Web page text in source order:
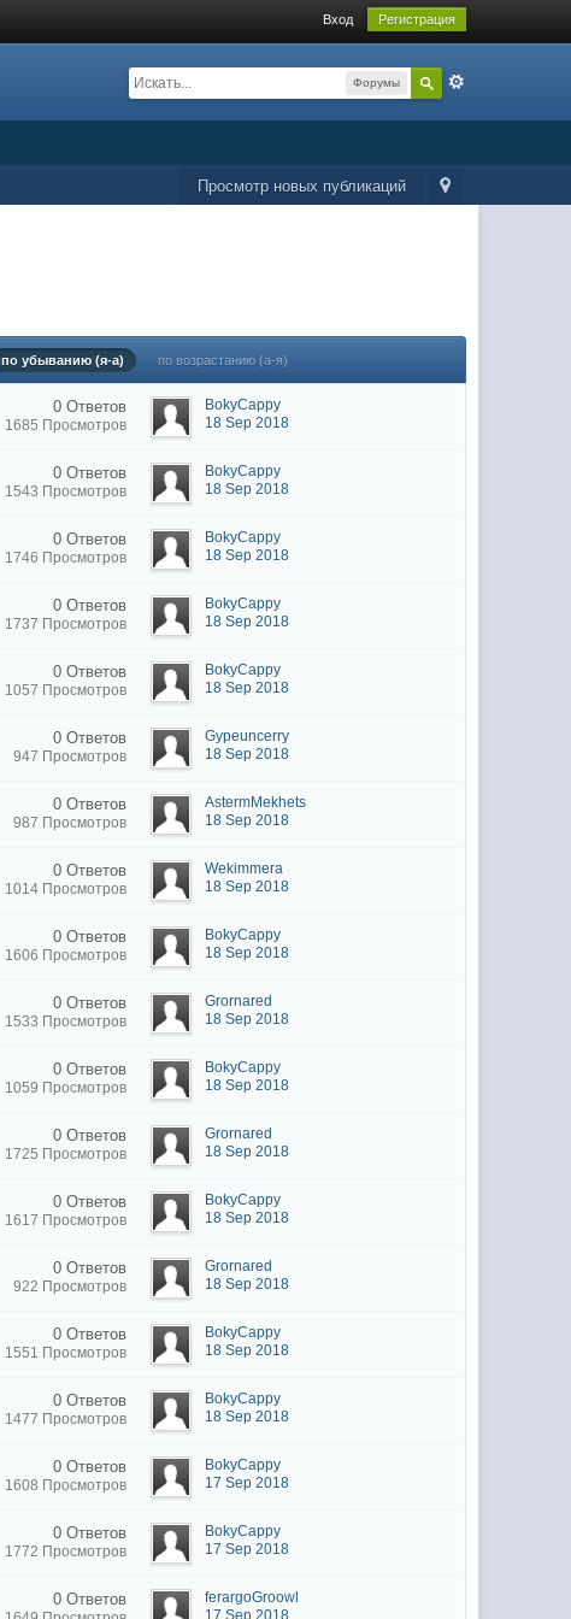
Вход Регистрация
Форумы
Просмотр новых публикаций
по убыванию (я-а) по возрастанию (а-я)
0 Ответов
1685 Просмотров
BokyCappy
18 Sep 2018
0 Ответов
1543 Просмотров
BokyCappy
18 Sep 2018
0 Ответов
1746 Просмотров
BokyCappy
18 Sep 2018
0 Ответов
1737 Просмотров
BokyCappy
18 Sep 2018
0 Ответов
1057 Просмотров
BokyCappy
18 Sep 2018
0 Ответов
947 Просмотров
Gypeuncerry
18 Sep 2018
0 Ответов
987 Просмотров
AstermMekhets
18 Sep 2018
0 Ответов
1014 Просмотров
Wekimmera
18 Sep 2018
0 Ответов
1606 Просмотров
BokyCappy
18 Sep 2018
0 Ответов
1533 Просмотров
Grornared
18 Sep 2018
0 Ответов
1059 Просмотров
BokyCappy
18 Sep 2018
0 Ответов
1725 Просмотров
Grornared
18 Sep 2018
0 Ответов
1617 Просмотров
BokyCappy
18 Sep 2018
0 Ответов
922 Просмотров
Grornared
18 Sep 2018
0 Ответов
1551 Просмотров
BokyCappy
18 Sep 2018
0 Ответов
1477 Просмотров
BokyCappy
18 Sep 2018
0 Ответов
1608 Просмотров
BokyCappy
17 Sep 2018
0 Ответов
1772 Просмотров
BokyCappy
17 Sep 2018
0 Ответов
ferargoGroowl
17 Sep 2018